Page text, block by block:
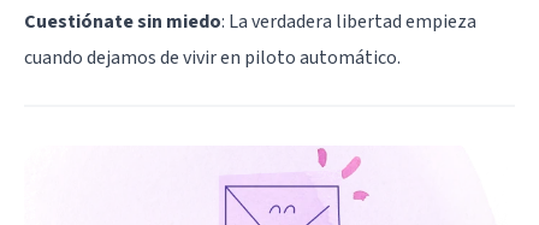
Cuestiónate sin miedo: La verdadera libertad empieza
cuando dejamos de vivir en piloto automático.